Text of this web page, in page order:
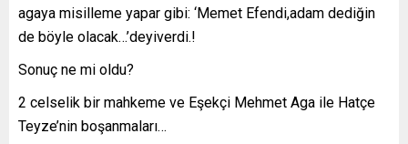
agaya misilleme yapar gibi: ‘Memet Efendi,adam dediğin
de böyle olacak…’deyiverdi.!
Sonuç ne mi oldu?
2 celselik bir mahkeme ve Eşekçi Mehmet Aga ile Hatçe
Teyze’nin boşanmaları…